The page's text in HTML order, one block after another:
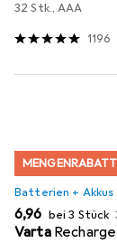
32 Stk., AAA
1196
MENGENRABATT
Batterien + Akkus
EUR
6,96 bei 3 Stück
Varta